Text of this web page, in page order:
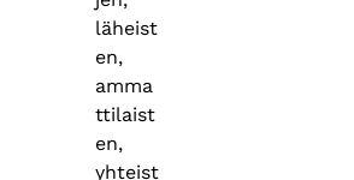
läheist
en,
amma
ttilaist
en,
yhteist